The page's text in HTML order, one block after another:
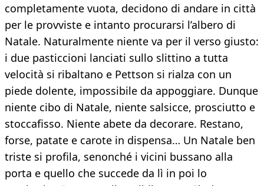
completamente vuota, decidono di andare in città
per le provviste e intanto procurarsi l’albero di
Natale. Naturalmente niente va per il verso giusto:
i due pasticcioni lanciati sullo slittino a tutta
velocità si ribaltano e Pettson si rialza con un
piede dolente, impossibile da appoggiare. Dunque
niente cibo di Natale, niente salsicce, prosciutto e
stoccafisso. Niente abete da decorare. Restano,
forse, patate e carote in dispensa… Un Natale ben
triste si profila, senonché i vicini bussano alla
porta e quello che succede da lì in poi lo